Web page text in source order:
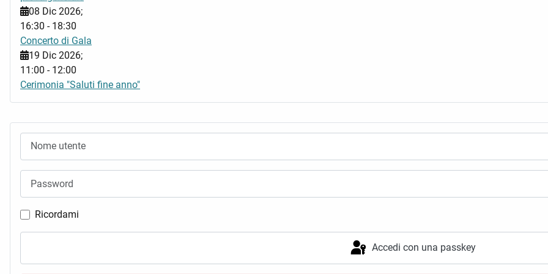
Ricordami
Accedi con una passkey
08 Dic 2026;
16:30 - 18:30
Concerto di Gala
19 Dic 2026;
11:00 - 12:00
Cerimonia "Saluti fine anno"